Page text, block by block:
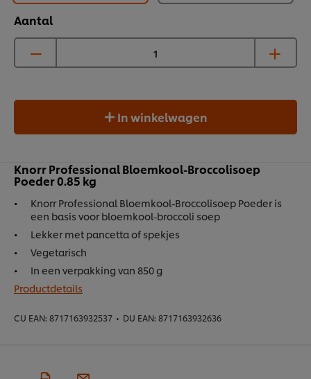
Aantal
In winkelwagen
Knorr Professional Bloemkool-Broccolisoep
Poeder 0.85 kg
Knorr Professional Bloemkool-Broccolisoep Poeder is
een basis voor bloemkool-broccoli soep
Lekker met pancetta of spekjes
Vegetarisch
In een verpakking van 850 g
Productdetails
CU EAN: 8717163932537 • DU EAN: 8717163932636